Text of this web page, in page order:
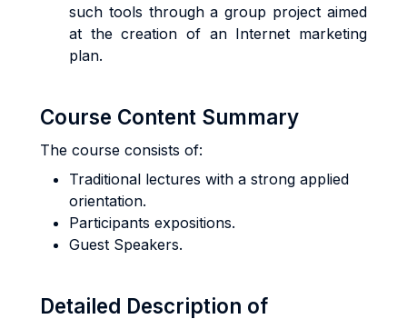
such tools through a group project aimed
at the creation of an Internet marketing
plan.
Course Content Summary
The course consists of:
Traditional lectures with a strong applied
orientation.
Participants expositions.
Guest Speakers.
Detailed Description of